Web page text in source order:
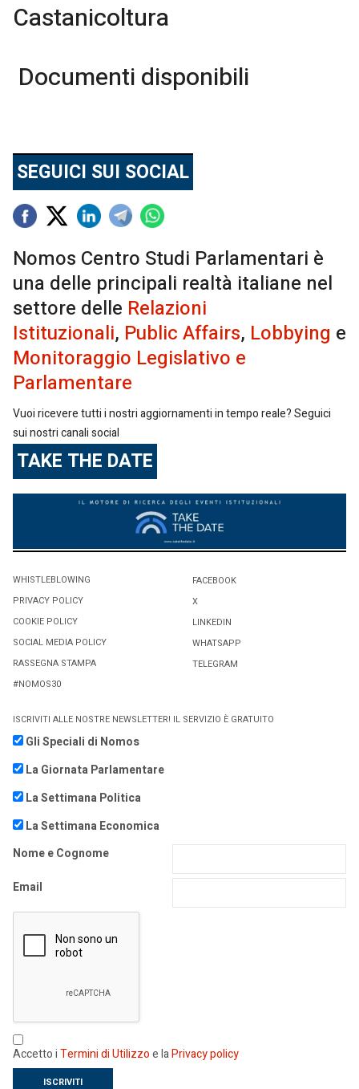
Castanicoltura
Documenti disponibili
SEGUICI SUI SOCIAL
Nomos Centro Studi Parlamentari è
una delle principali realtà italiane nel
settore delle Relazioni
Istituzionali, Public Affairs, Lobbying e
Monitoraggio Legislativo e
Parlamentare
Vuoi ricevere tutti i nostri aggiornamenti in tempo reale? Seguici
sui nostri canali social
TAKE THE DATE
WHISTLEBLOWING
PRIVACY POLICY
COOKIE POLICY
SOCIAL MEDIA POLICY
RASSEGNA STAMPA
#NOMOS30
FACEBOOK
X
LINKEDIN
WHATSAPP
TELEGRAM
ISCRIVITI ALLE NOSTRE NEWSLETTER! IL SERVIZIO È GRATUITO
Gli Speciali di Nomos
La Giornata Parlamentare
La Settimana Politica
La Settimana Economica
Nome e Cognome
Email
Accetto iTermini di Utilizzoe laPrivacy policy